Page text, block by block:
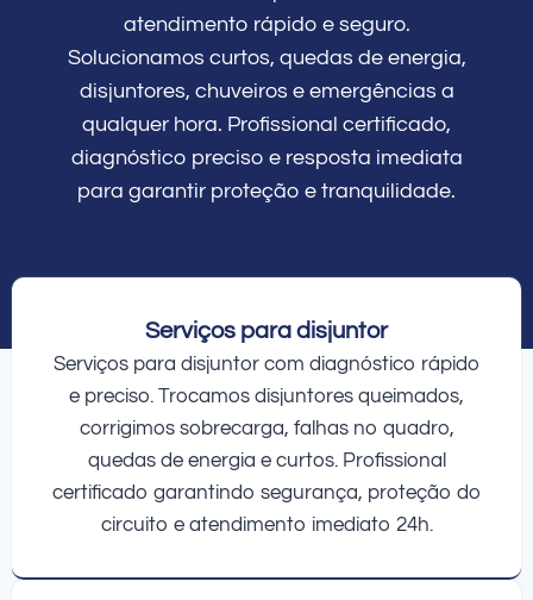
atendimento rápido e seguro.
Solucionamos curtos, quedas de energia,
disjuntores, chuveiros e emergências a
qualquer hora. Profissional certificado,
diagnóstico preciso e resposta imediata
para garantir proteção e tranquilidade.
Serviços para disjuntor
Serviços para disjuntor com diagnóstico rápido
e preciso. Trocamos disjuntores queimados,
corrigimos sobrecarga, falhas no quadro,
quedas de energia e curtos. Profissional
certificado garantindo segurança, proteção do
circuito e atendimento imediato 24h.